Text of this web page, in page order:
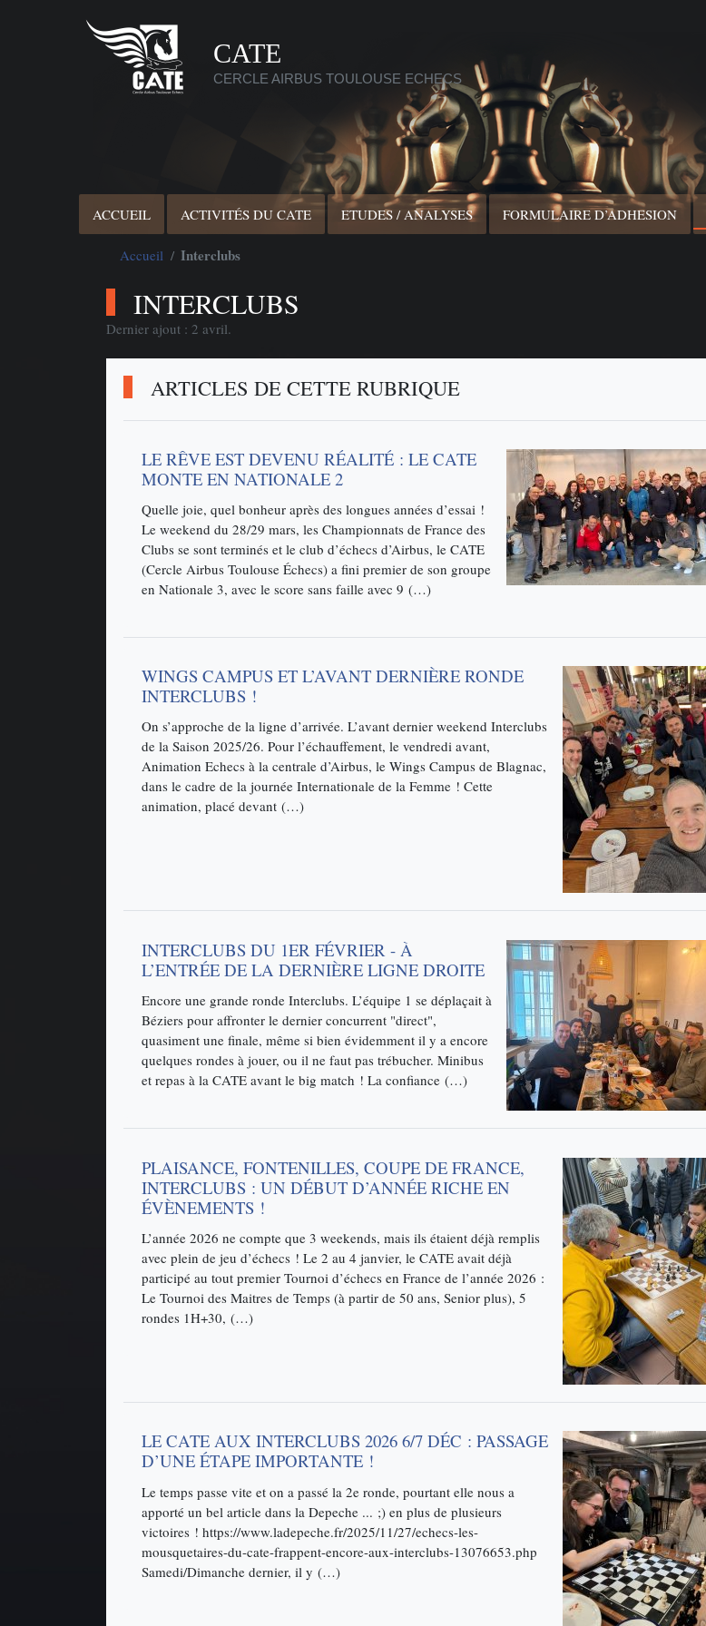
CATE
CERCLE AIRBUS TOULOUSE ECHECS
ACCUEIL ACTIVITÉS DU CATE ETUDES / ANALYSES FORMULAIRE D’ADHESION
Accueil Interclubs
INTERCLUBS
Dernier ajout : 2 avril.
ARTICLES DE CETTE RUBRIQUE
LE RÊVE EST DEVENU RÉALITÉ : LE CATE
MONTE EN NATIONALE 2
Quelle joie, quel bonheur après des longues années d’essai !
Le weekend du 28/29 mars, les Championnats de France des
Clubs se sont terminés et le club d’échecs d’Airbus, le CATE
(Cercle Airbus Toulouse Échecs) a fini premier de son groupe
en Nationale 3, avec le score sans faille avec 9 (…)
WINGS CAMPUS ET L’AVANT DERNIÈRE RONDE
INTERCLUBS !
On s’approche de la ligne d’arrivée. L’avant dernier weekend Interclubs
de la Saison 2025/26. Pour l’échauffement, le vendredi avant,
Animation Echecs à la centrale d’Airbus, le Wings Campus de Blagnac,
dans le cadre de la journée Internationale de la Femme ! Cette
animation, placé devant (…)
INTERCLUBS DU 1ER FÉVRIER - À
L’ENTRÉE DE LA DERNIÈRE LIGNE DROITE
Encore une grande ronde Interclubs. L’équipe 1 se déplaçait à
Béziers pour affronter le dernier concurrent "direct",
quasiment une finale, même si bien évidemment il y a encore
quelques rondes à jouer, ou il ne faut pas trébucher. Minibus
et repas à la CATE avant le big match ! La confiance (…)
PLAISANCE, FONTENILLES, COUPE DE FRANCE,
INTERCLUBS : UN DÉBUT D’ANNÉE RICHE EN
ÉVÈNEMENTS !
L’année 2026 ne compte que 3 weekends, mais ils étaient déjà remplis
avec plein de jeu d’échecs ! Le 2 au 4 janvier, le CATE avait déjà
participé au tout premier Tournoi d’échecs en France de l’année 2026 :
Le Tournoi des Maitres de Temps (à partir de 50 ans, Senior plus), 5
rondes 1H+30, (…)
LE CATE AUX INTERCLUBS 2026 6/7 DÉC : PASSAGE
D’UNE ÉTAPE IMPORTANTE !
Le temps passe vite et on a passé la 2e ronde, pourtant elle nous a
apporté un bel article dans la Depeche ... ;) en plus de plusieurs
victoires ! https://www.ladepeche.fr/2025/11/27/echecs-les-
mousquetaires-du-cate-frappent-encore-aux-interclubs-13076653.php
Samedi/Dimanche dernier, il y (…)